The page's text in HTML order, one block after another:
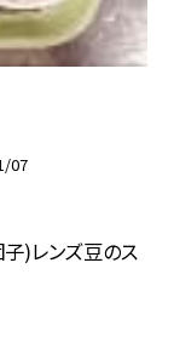
07
子)レンズ豆のス